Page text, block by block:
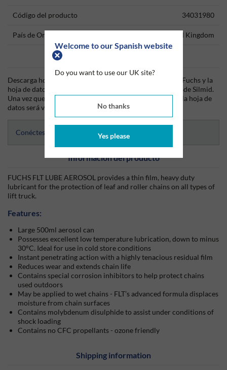
Welcome to our Spanish website
Do you want to use our UK site?
No thanks
Yes please
Código del producto 34031980
País de Origen United Kingdom
Descarga hoy mismo la hoja técnica (TDS) del producto Fuchs y la
hoja de datos de seguridad (SDS) del producto Fuchs desde Silmid.
Una vez que hayas iniciado sesión o te hayas registrado, la hoja de
datos será visible para su descarga.
Conéctese para acceder a las hojas de datos
Información del producto
FUCHS FLT LUBE AEROSOL provides a thin film, heavy duty
lubricant for the protection of leaf and roller chains on all types of
lift truck.
Features:
Large 500ml aerosol can
Possesses excellent low temperature lubrication, down to minus
30°C. Ideal for use in cold store conditions
Instant penetrating action with a highly tenacious residual film
Reduces wear and extends chain life
Contains special corrosion inhibitors to help protect chains
used outdoors
May be applied to wet chains - FLT’s advanced formula displaces
moisture from chain surfaces
Contains molybdenum disulphide to assist under conditions of
shock loading
Contains no CFC propellants - ozone friendly
Shipping information